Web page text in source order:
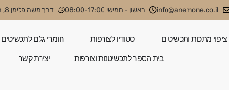
info@anemone.co.il ראשון - חמישי 08:00-17:00 דרך משה פלימן 8, חיפה (קניון קסטרא)
ציפוי מתכות ותכשיטים סטודיו לצורפות חומרי גלם לתכשיטים
בית הספר לתכשיטנות וצורפות יצירת קשר